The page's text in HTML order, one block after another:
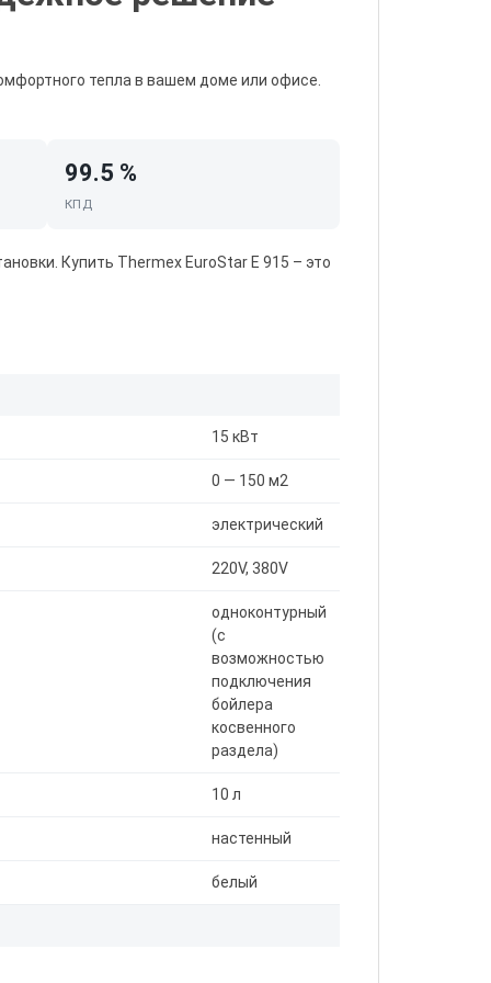
тепла в вашем доме или офисе.
99.5 %
КПД
Купить Thermex EuroStar E 915 – это
15 кВт
0 — 150 м2
электрический
220V, 380V
одноконтурный
(с
возможностью
подключения
бойлера
косвенного
раздела)
10 л
настенный
белый